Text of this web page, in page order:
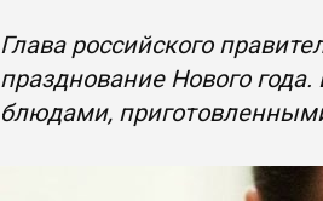
Глава российского
празднование Нового
блюдами,